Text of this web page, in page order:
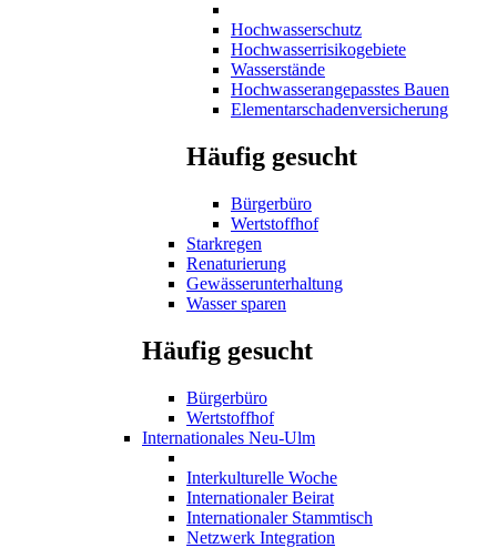
Hochwasserschutz
Hochwasserrisikogebiete
Wasserstände
Hochwasserangepasstes Bauen
Elementarschadenversicherung
Häufig gesucht
Bürgerbüro
Wertstoffhof
Starkregen
Renaturierung
Gewässerunterhaltung
Wasser sparen
Häufig gesucht
Bürgerbüro
Wertstoffhof
Internationales Neu-Ulm
Interkulturelle Woche
Internationaler Beirat
Internationaler Stammtisch
Netzwerk Integration